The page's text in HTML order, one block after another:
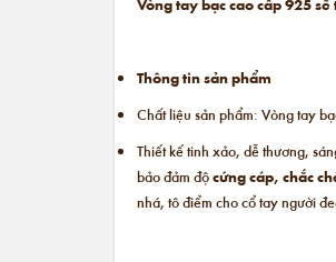
Thông tin sản phẩm
Chất liệu sản phẩm: Vòng tay
Thiết kế tinh xảo, dễ thương,
bảo đảm độcứng cáp, chắc
nhá, tô điểm cho cổ tay người